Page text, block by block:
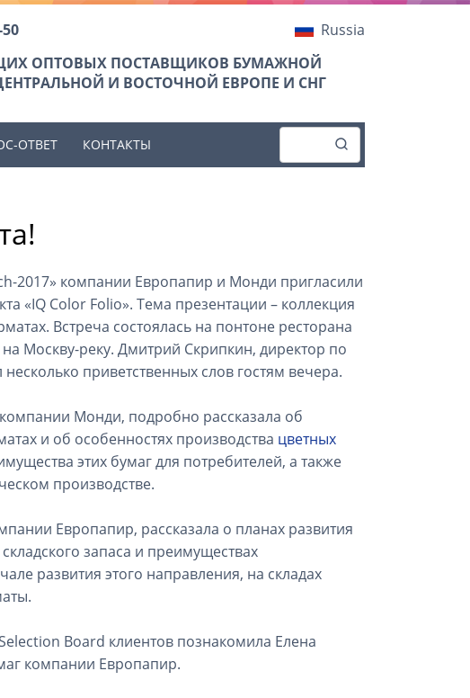
Russia
ОПТОВЫХ ПОСТАВЩИКОВ БУМАЖНОЙ
И ВОСТОЧНОЙ ЕВРОПЕ И СНГ
ОТВЕТ КОНТАКТЫ
2017» компании Европапир и Монди пригласили
«IQ Color Folio». Тема презентации – коллекция
Встреча состоялась на понтоне ресторана
Москву-реку. Дмитрий Скрипкин, директор по
приветственных слов гостям вечера.
Монди, подробно рассказала об
и об особенностях производства цветных
этих бумаг для потребителей, а также
производстве.
Европапир, рассказала о планах развития
запаса и преимуществах
развития этого направления, на складах
Board клиентов познакомила Елена
компании Европапир.